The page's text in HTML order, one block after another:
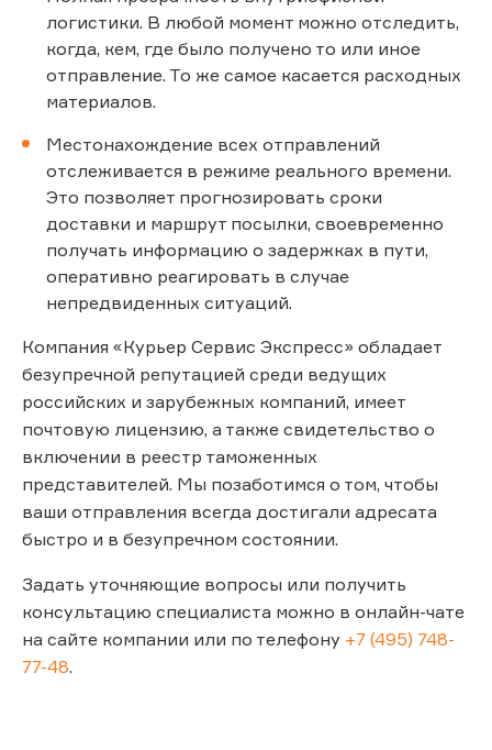
логистики. В любой момент можно отследить,
когда, кем, где было получено то или иное
отправление. То же самое касается расходных
материалов.
Местонахождение всех отправлений
отслеживается в режиме реального времени.
Это позволяет прогнозировать сроки
доставки и маршрут посылки, своевременно
получать информацию о задержках в пути,
оперативно реагировать в случае
непредвиденных ситуаций.
Компания «Курьер Сервис Экспресс» обладает
безупречной репутацией среди ведущих
российских и зарубежных компаний, имеет
почтовую лицензию, а также свидетельство о
включении в реестр таможенных
представителей. Мы позаботимся о том, чтобы
ваши отправления всегда достигали адресата
быстро и в безупречном состоянии.
Задать уточняющие вопросы или получить
консультацию специалиста можно в онлайн-чате
на сайте компании или по телефону +7 (495) 748-
77-48.